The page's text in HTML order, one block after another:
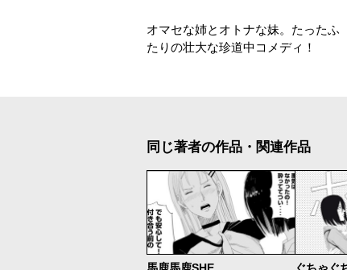
オマセな姉とオトナな妹。たったふ
たりの壮大な珍道中コメディ！
同じ著者の作品・関連作品